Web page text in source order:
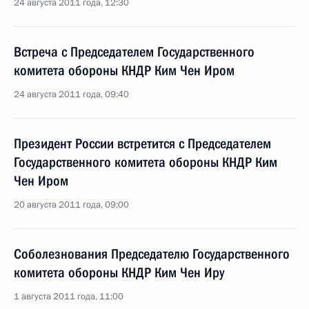
24 августа 2011 года, 12:30
Встреча с Председателем Государственного
комитета обороны КНДР Ким Чен Иром
24 августа 2011 года, 09:40
Президент России встретится с Председателем
Государственного комитета обороны КНДР Ким
Чен Иром
20 августа 2011 года, 09:00
Соболезнования Председателю Государственного
комитета обороны КНДР Ким Чен Иру
1 августа 2011 года, 11:00